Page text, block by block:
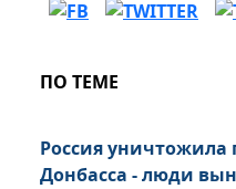
ПО ТЕМЕ
Россия
Донбасса - люди